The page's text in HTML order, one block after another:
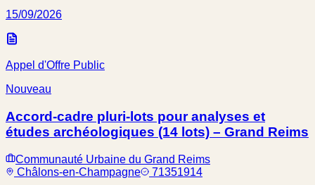
15/09/2026
Appel d'Offre Public
Nouveau
Accord-cadre pluri-lots pour analyses et
études archéologiques (14 lots) – Grand Reims
Communauté Urbaine du Grand Reims
Châlons-en-Champagne
71351914